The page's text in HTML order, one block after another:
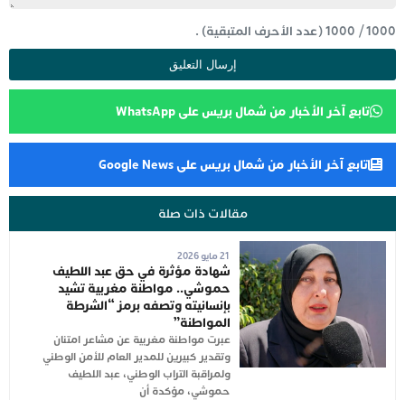
1000
/
1000(عدد الأحرف المتبقية) .
تابع آخر الأخبار من شمال بريس على WhatsApp
تابع آخر الأخبار من شمال بريس على Google News
مقالات ذات صلة
21 مايو 2026
شهادة مؤثرة في حق عبد اللطيف
حموشي.. مواطنة مغربية تشيد
بإنسانيته وتصفه برمز “الشرطة
المواطنة”
عبرت مواطنة مغربية عن مشاعر امتنان
وتقدير كبيرين للمدير العام للأمن الوطني
ولمراقبة التراب الوطني، عبد اللطيف
حموشي، مؤكدة أن